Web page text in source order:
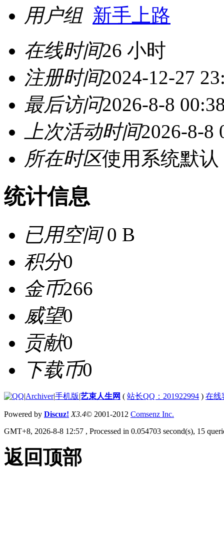
用户组 新手上路
在线时间26 小时
注册时间2024-12-27
最后访问2026-8-8
上次活动时间2026-8-8
所在时区使用系统默认
统计信息
已用空间0 B
积分0
金币266
威望0
贡献0
下载币0
|Archiver|手机版|艺束人生网 ( 站长QQ：201922994 ) 在线
Powered by Discuz! X3.4© 2001-2012 Comsenz Inc.
GMT+8, 2026-8-8 12:57 , Processed in 0.054703 second(s), 15
返回顶部